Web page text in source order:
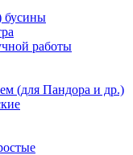
бусины
работы
(для Пандора и др.)